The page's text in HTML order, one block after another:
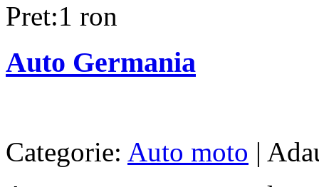
Pret:1 ron
Auto Germania
Categorie: Auto moto |